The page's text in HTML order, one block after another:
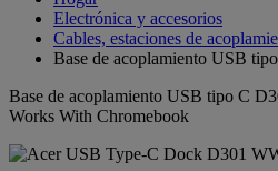
Electrónica y accesorios
Cables, estaciones de
Base de acoplamiento USB
Base de acoplamiento USB tipo C
Works With Chromebook